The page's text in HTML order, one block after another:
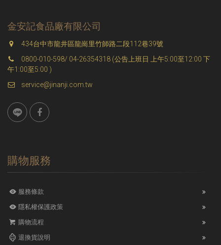
金安記食品廠有限公司
434台中市龍井區龍崗里竹師路二段112巷39號
0800-010-598/ 04-26354318 (公告上班日 上午5:00至12:00 下
午1:00至5:00 )
service@jinanji.com.tw
購物服務
服務條款
隱私權保護政策
購物流程
退換貨說明